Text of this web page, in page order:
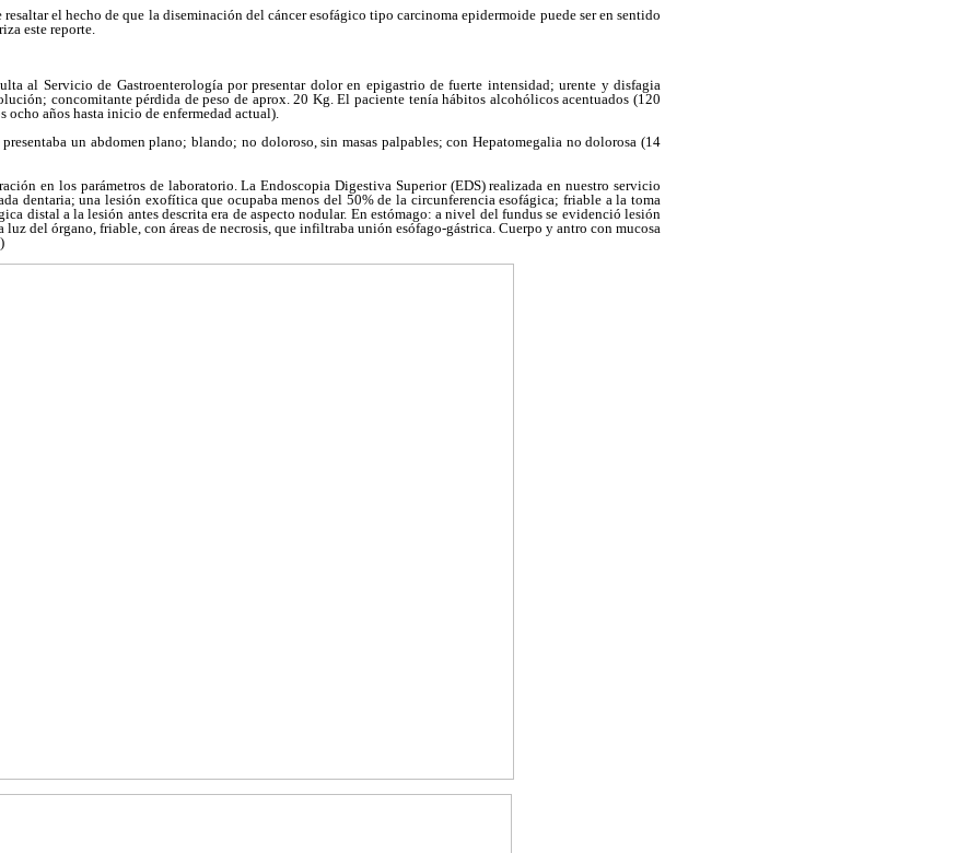
resaltar el hecho de que la diseminación del cáncer esofágico tipo carcinoma epidermoide puede ser en sentido
este reporte.
al Servicio de Gastroenterología por presentar dolor en epigastrio de fuerte intensidad; urente y disfagia
concomitante pérdida de peso de aprox. 20 Kg. El paciente tenía hábitos alcohólicos acentuados (120
ocho años hasta inicio de enfermedad actual).
un abdomen plano; blando; no doloroso, sin masas palpables; con Hepatomegalia no dolorosa (14
en los parámetros de laboratorio. La Endoscopia Digestiva Superior (EDS) realizada en nuestro servicio
dentaria; una lesión exofítica que ocupaba menos del 50% de la circunferencia esofágica; friable a la toma
distal a la lesión antes descrita era de aspecto nodular. En estómago: a nivel del fundus se evidenció lesión
del órgano, friable, con áreas de necrosis, que infiltraba unión esófago-gástrica. Cuerpo y antro con mucosa
)